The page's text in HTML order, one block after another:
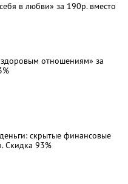
в любви» за 190р. вместо
отношениям» за
скрытые финансовые
Скидка 93%